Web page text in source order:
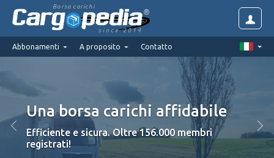
Borsa carichi
since 2014
Abbonamenti A proposito Contatto
Una borsa carichi affidabile
Efficiente e sicura. Oltre 156.000 membri
registrati!